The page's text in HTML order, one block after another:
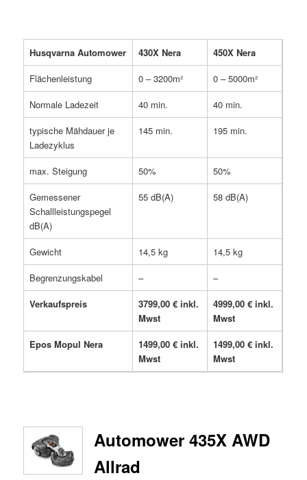
Husqvarna Automower 430X Nera
450X Nera
Flächenleistung
0 – 3200m²
0 – 5000m²
Normale Ladezeit
40 min.
40 min.
typische Mähdauer je
Ladezyklus
145 min. 195 min.
max. Steigung 50%
50%
Gemessener
Schallleistungspegel
dB(A)
55 dB(A) 58 dB(A)
Gewicht 14,5 kg
14,5 kg
Begrenzungskabel
–
–
Verkaufspreis
3799,00 € inkl.
Mwst
4999,00 € inkl.
Mwst
Epos Mopul Nera
1499,00 € inkl.
Mwst
1499,00 € inkl.
Mwst
Automower 435X AWD
Allrad